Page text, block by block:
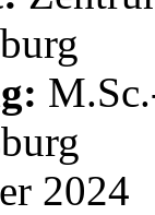
2024